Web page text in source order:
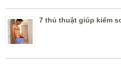
7 thủ thuật giúp kiểm